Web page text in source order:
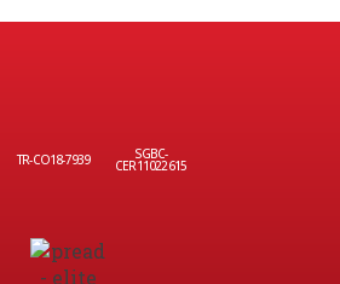
TR-CO18-7939 SGBC-
CER11022615